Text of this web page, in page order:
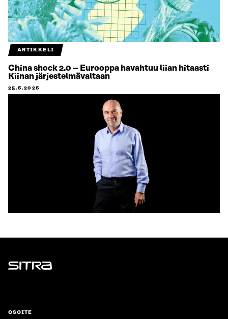
ARTIKKELI
China shock 2.0 – Eurooppa havahtuu liian hitaasti
Kiinan järjestelmävaltaan
25.6.2026
Sitra
OSOITE